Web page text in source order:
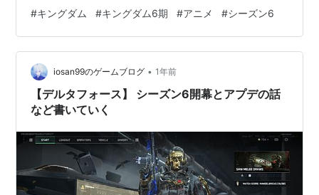
として加わるという、まさに“総力戦”の様相。信が王騎の
矛を手にするシーンは、これまでの積み重ねが報われた
瞬間であり、視聴者としても感慨深いものがあります。
新キャラクターの亜光・麻鉱・亜花錦・キタリ・カタリ
も登場し、戦局のスケール感がさらに広がっていく予
感。OP「生きて、燦々」（いきものがかり）…
#キングダム #キングダム6期 #アニメ #シーズン6
iosan99のゲームブログ • 1年前
【デルタフォース】 シーズン6開幕とアプデの話
など書いていく